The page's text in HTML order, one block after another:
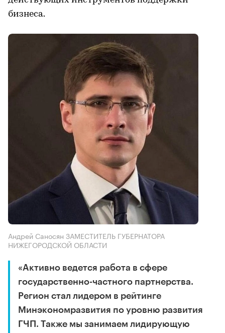
бизнеса.
Андрей Саносян ЗАМЕСТИТЕЛЬ ГУБЕРНАТОРА
НИЖЕГОРОДСКОЙ ОБЛАСТИ
«Активно ведется работа в сфере
государственно-частного партнерства.
Регион стал лидером в рейтинге
Минэкономразвития по уровню развития
ГЧП. Также мы занимаем лидирующую